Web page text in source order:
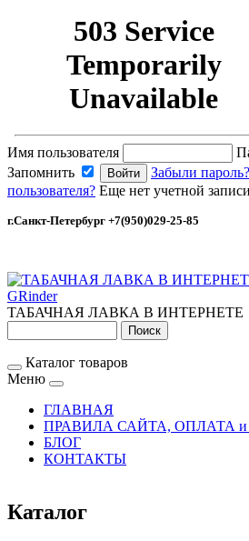
Имя пользователя
Запомнить
Забыли пароль?
пользователя? Еще нет учетной
г.Санкт-Петербург +7(950)029-25-85
GRinder
ТАБАЧНАЯ ЛАВКА В ИНТЕРНЕТЕ
Каталог товаров
Меню
ГЛАВНАЯ
ПРАВИЛА САЙТА, ОПЛАТА
БЛОГ
КОНТАКТЫ
Каталог